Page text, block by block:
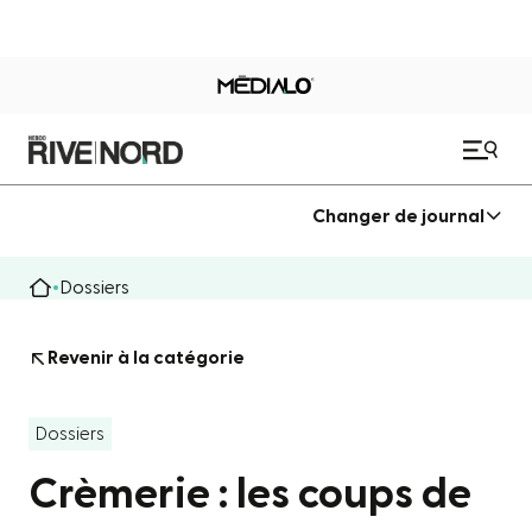
Changer de journal
Dossiers
Revenir à la catégorie
Dossiers
Crèmerie : les coups de